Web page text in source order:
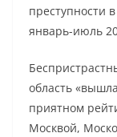
преступности
январь-июль
область
приятном
Москвой,